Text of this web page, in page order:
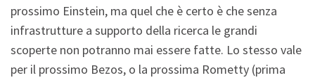
prossimo Einstein, ma quel che è certo è che senza
infrastrutture a supporto della ricerca le grandi
scoperte non potranno mai essere fatte. Lo stesso vale
per il prossimo Bezos, o la prossima Rometty (prima